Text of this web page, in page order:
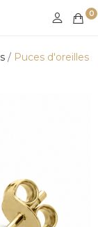
0
Puces d'oreilles